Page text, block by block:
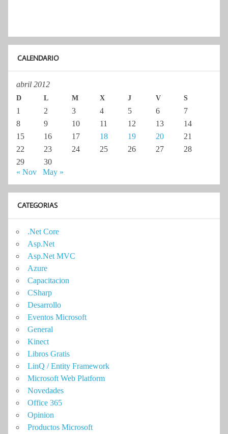
CALENDARIO
abril 2012
D L M X J V S
1 2 3 4 5 6
7
8
9 10 11 12 13
14
15
16 17 18 19 20
21
22
23 24 25 26 27
28
29
30
« Nov
May »
CATEGORIAS
.Net Core
Asp.Net
Asp.Net MVC
Azure
Capacitacion
CSharp
Desarrollo
Eventos Microsoft
General
Kinect
Libros Gratis
LinQ / Entity Framework
Microsoft Web Platform
Novedades
Office 365
Opinion
Productos Microsoft